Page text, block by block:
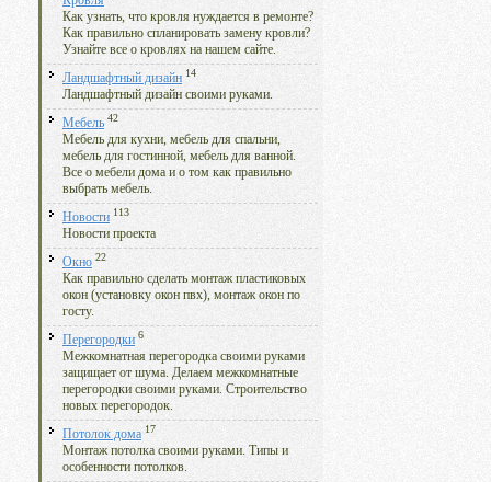
Как узнать, что кровля нуждается в ремонте?
Как правильно спланировать замену кровли?
Узнайте все о кровлях на нашем сайте.
Ландшафтный дизайн 14
Ландшафтный дизайн своими руками.
Мебель 42
Мебель для кухни, мебель для спальни,
мебель для гостинной, мебель для ванной.
Все о мебели дома и о том как правильно
выбрать мебель.
Новости 113
Новости проекта
Окно 22
Как правильно сделать монтаж пластиковых
окон (установку окон пвх), монтаж окон по
госту.
Перегородки 6
Межкомнатная перегородка своими руками
защищает от шума. Делаем межкомнатные
перегородки своими руками. Строительство
новых перегородок.
Потолок дома 17
Монтаж потолка своими руками. Типы и
особенности потолков.